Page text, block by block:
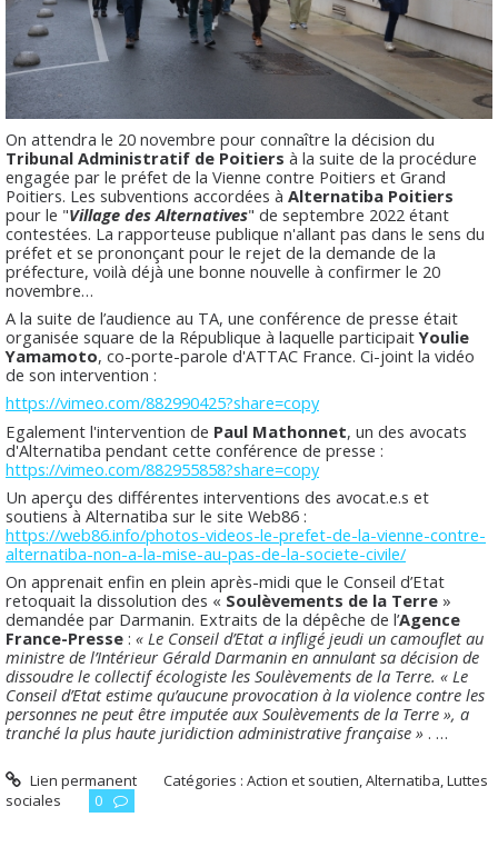
On attendra le 20 novembre pour connaître la décision du
Tribunal Administratif de Poitiers à la suite de la procédure
engagée par le préfet de la Vienne contre Poitiers et Grand
Poitiers. Les subventions accordées à Alternatiba Poitiers
pour le "Village des Alternatives" de septembre 2022 étant
contestées. La rapporteuse publique n'allant pas dans le sens du
préfet et se prononçant pour le rejet de la demande de la
préfecture, voilà déjà une bonne nouvelle à confirmer le 20
novembre…
A la suite de l’audience au TA, une conférence de presse était
organisée square de la République à laquelle participaitYoulie
Yamamoto, co-porte-parole d'ATTAC France. Ci-joint la vidéo
de son intervention :
https://vimeo.com/882990425?share=copy
Egalement l'intervention de Paul Mathonnet, un des avocats
d'Alternatiba pendant cette conférence de presse :
https://vimeo.com/882955858?share=copy
Un aperçu des différentes interventions des avocat.e.s et
soutiens à Alternatiba sur le site Web86 :
https://web86.info/photos-videos-le-prefet-de-la-vienne-contre-
alternatiba-non-a-la-mise-au-pas-de-la-societe-civile/
On apprenait enfin en plein après-midi que le Conseil d’Etat
retoquait la dissolution des « Soulèvements de la Terre »
demandée par Darmanin. Extraits de la dépêche de l’Agence
France-Presse : « Le Conseil d’Etat a infligé jeudi un camouflet au
ministre de l’Intérieur Gérald Darmanin en annulant sa décision de
dissoudre le collectif écologiste les Soulèvements de la Terre. « Le
Conseil d’Etat estime qu’aucune provocation à la violence contre les
personnes ne peut être imputée aux Soulèvements de la Terre », a
tranché la plus haute juridiction administrative française » . …
Lien permanent Catégories :Action et soutien,Alternatiba,Luttes
sociales
0